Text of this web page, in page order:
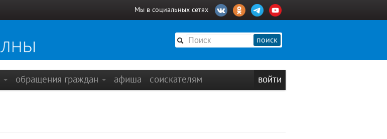
Мы в социальных сетях
поиск
обращения граждан афиша соискателям войти